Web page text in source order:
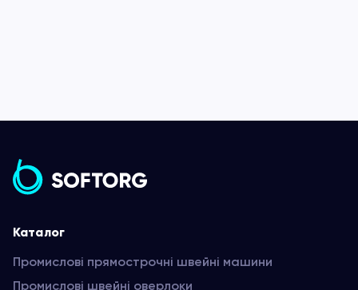
Каталог
Промислові прямострочні швейні машини
Промислові швейні оверлоки